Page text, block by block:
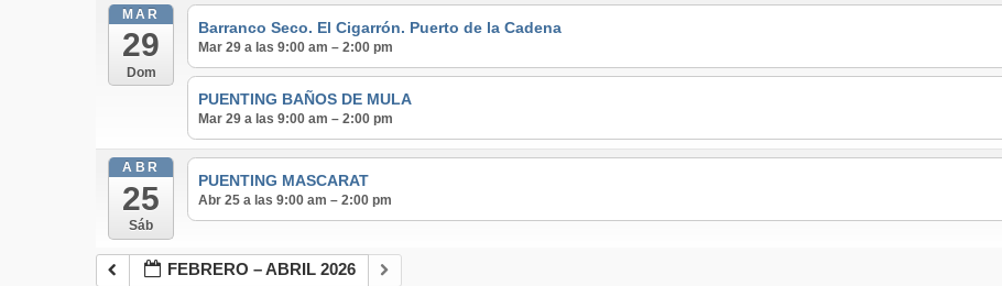
MAR
29
Dom
Barranco Seco. El Cigarrón. Puerto de la Cadena
Mar 29 a las 9:00 am – 2:00 pm
PUENTING BAÑOS DE MULA
Mar 29 a las 9:00 am – 2:00 pm
ABR
25
Sáb
PUENTING MASCARAT
Abr 25 a las 9:00 am – 2:00 pm
FEBRERO – ABRIL 2026